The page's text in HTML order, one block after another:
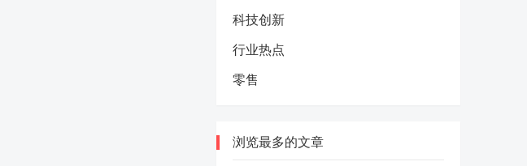
科技创新
行业热点
零售
浏览最多的文章